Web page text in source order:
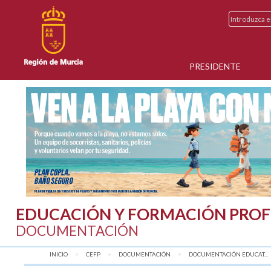
PRESIDENTE
EDUCACIÓN Y FORMACIÓN
DOCUMENTACIÓN
INICIO CEFP DOCUMENTACIÓN DOCUMENTACIÓN EDUCAT...